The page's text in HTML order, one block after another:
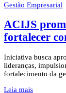
Gestão Empresarial
ACIJS
fortalecer
Iniciativa busca
lideranças,
fortalecimento da
Leia mais